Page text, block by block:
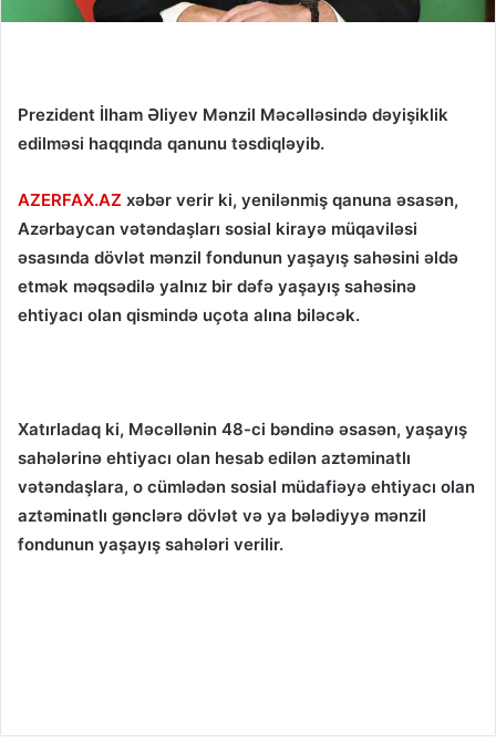
Prezident İlham Əliyev Mənzil Məcəlləsində dəyişiklik
edilməsi haqqında qanunu təsdiqləyib.
AZERFAX.AZ xəbər verir ki, yenilənmiş qanuna əsasən,
Azərbaycan vətəndaşları sosial kirayə müqaviləsi
əsasında dövlət mənzil fondunun yaşayış sahəsini əldə
etmək məqsədilə yalnız bir dəfə yaşayış sahəsinə
ehtiyacı olan qismində uçota alına biləcək.
Xatırladaq ki, Məcəllənin 48-ci bəndinə əsasən, yaşayış
sahələrinə ehtiyacı olan hesab edilən aztəminatlı
vətəndaşlara, o cümlədən sosial müdafiəyə ehtiyacı olan
aztəminatlı gənclərə dövlət və ya bələdiyyə mənzil
fondunun yaşayış sahələri verilir.